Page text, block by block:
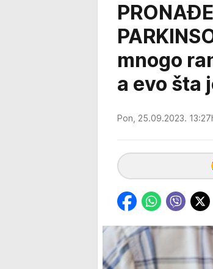
mnogo
a evo šta
Pon, 25.09.2023.